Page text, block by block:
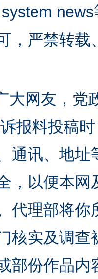
，严禁转
大网友，党
报料投稿
通讯、地
，以便本
代理部将
核实及调
部份作品